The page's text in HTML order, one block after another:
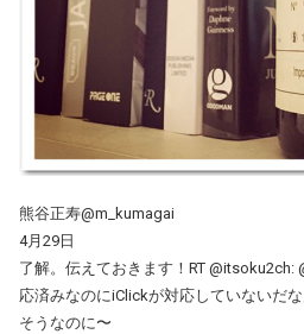
熊谷正寿@m_kumagai
4月29日
了解。伝えておきます！RT
応済みなのにiClickが対応していないだ
そうなのに〜